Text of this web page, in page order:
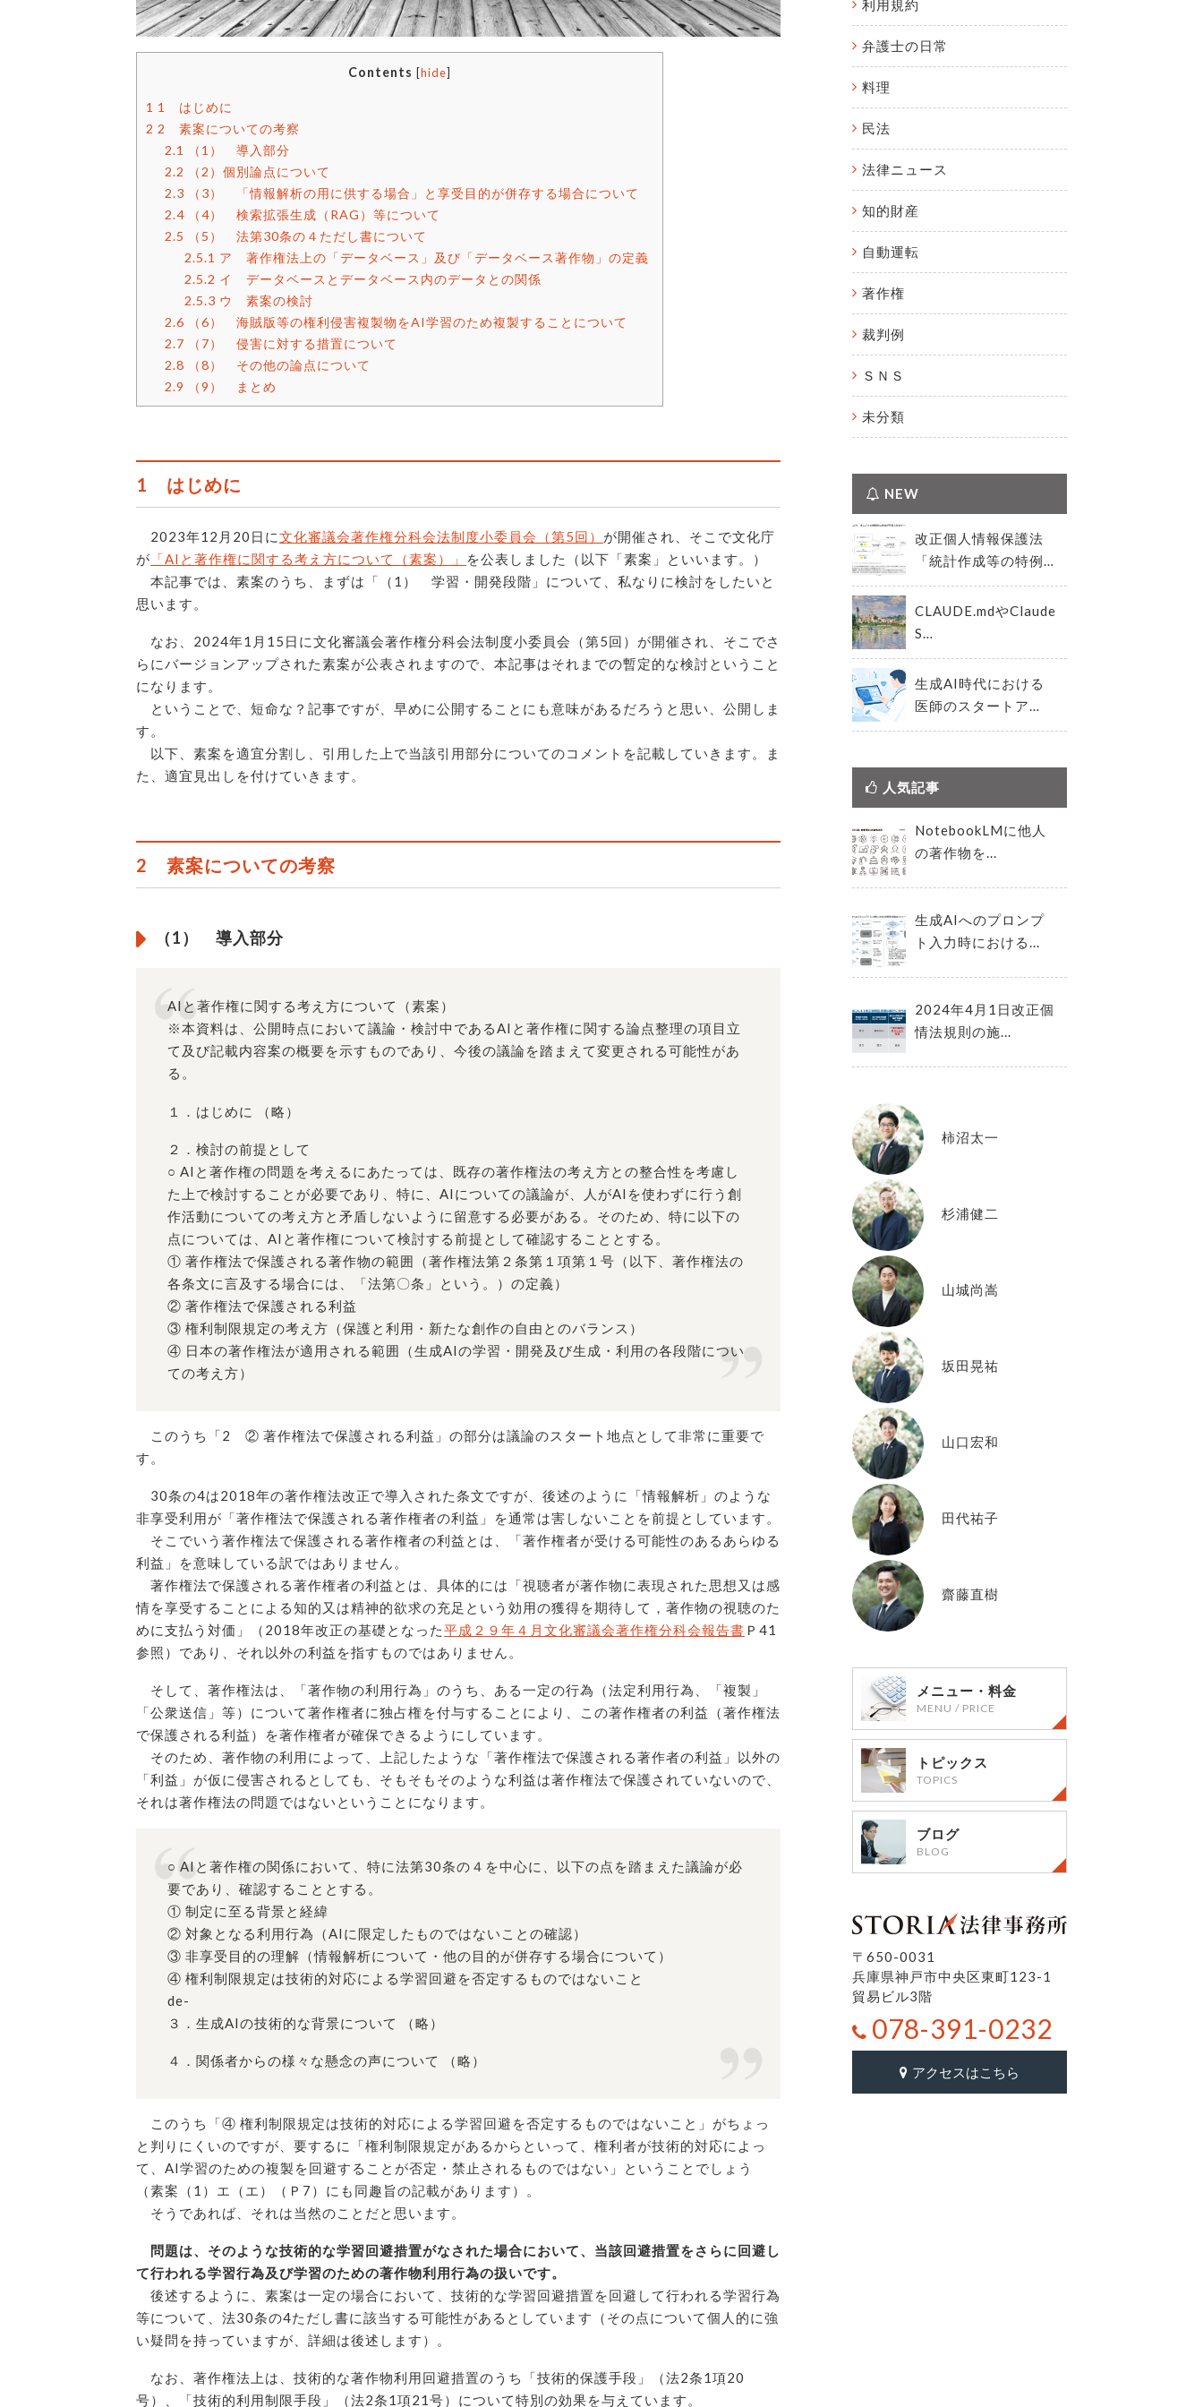
Contents [hide]
1 1 はじめに
2 2 素案についての考察
2.1
（1） 導入部分
2.2
（2）個別論点について
2.3 （3） 「情報解析の用に供する場合」と享受目的が併存する場合について
2.4 （4） 検索拡張生成（RAG）等について
2.5
（5） 法第30条の４ただし書について
2.5.1 ア 著作権法上の「データベース」及び「データベース著作物」の定義
2.5.2 イ データベースとデータベース内のデータとの関係
2.5.3 ウ 素案の検討
2.6 （6） 海賊版等の権利侵害複製物をAI学習のため複製することについて
2.7 （7） 侵害に対する措置について
2.8 （8） その他の論点について
2.9
（9） まとめ
1 はじめに
2023年12月20日に文化審議会著作権分科会法制度小委員会（第5回） が開催され、そこで文化庁
が 「AIと著作権に関する考え方について（素案）」
を公表しました（以下「素案」といいます。）
本記事では、素案のうち、まずは「（1） 学習・開発段階」について、私なりに検討をしたいと
思います。
なお、2024年1月15日に文化審議会著作権分科会法制度小委員会（第5回）が開催され、そこでさ
らにバージョンアップされた素案が公表されますので、本記事はそれまでの暫定的な検討ということ
になります。
ということで、短命な？記事ですが、早めに公開することにも意味があるだろうと思い、公開しま
す。
以下、素案を適宜分割し、引用した上で当該引用部分についてのコメントを記載していきます。ま
た、適宜見出しを付けていきます。
2 素案についての考察
（1） 導入部分
AIと著作権に関する考え方について（素案）
※本資料は、公開時点において議論・検討中であるAIと著作権に関する論点整理の項目立
て及び記載内容案の概要を示すものであり、今後の議論を踏まえて変更される可能性があ
る。
１．はじめに （略）
２．検討の前提として
○ AIと著作権の問題を考えるにあたっては、既存の著作権法の考え方との整合性を考慮し
た上で検討することが必要であり、特に、AIについての議論が、人がAIを使わずに行う創
作活動についての考え方と矛盾しないように留意する必要がある。そのため、特に以下の
点については、AIと著作権について検討する前提として確認することとする。
① 著作権法で保護される著作物の範囲（著作権法第２条第１項第１号（以下、著作権法の
各条文に言及する場合には、「法第〇条」という。）の定義）
② 著作権法で保護される利益
③ 権利制限規定の考え方（保護と利用・新たな創作の自由とのバランス）
④ 日本の著作権法が適用される範囲（生成AIの学習・開発及び生成・利用の各段階につい
ての考え方）
このうち「2 ② 著作権法で保護される利益」の部分は議論のスタート地点として非常に重要で
す。
30条の4は2018年の著作権法改正で導入された条文ですが、後述のように「情報解析」のような
非享受利用が「著作権法で保護される著作権者の利益」を通常は害しないことを前提としています。
そこでいう著作権法で保護される著作権者の利益とは、「著作権者が受ける可能性のあるあらゆる
利益」を意味している訳ではありません。
著作権法で保護される著作権者の利益とは、具体的には「視聴者が著作物に表現された思想又は感
情を享受することによる知的又は精神的欲求の充足という効用の獲得を期待して，著作物の視聴のた
めに支払う対価」（2018年改正の基礎となった平成２９年４月文化審議会著作権分科会報告書 Ｐ41
参照）であり、それ以外の利益を指すものではありません。
そして、著作権法は、「著作物の利用行為」のうち、ある一定の行為（法定利用行為、「複製」
「公衆送信」等）について著作権者に独占権を付与することにより、この著作権者の利益（著作権法
で保護される利益）を著作権者が確保できるようにしています。
そのため、著作物の利用によって、上記したような「著作権法で保護される著作者の利益」以外の
「利益」が仮に侵害されるとしても、そもそもそのような利益は著作権法で保護されていないので、
それは著作権法の問題ではないということになります。
○ AIと著作権の関係において、特に法第30条の４を中心に、以下の点を踏まえた議論が必
要であり、確認することとする。
① 制定に至る背景と経緯
② 対象となる利用行為（AIに限定したものではないことの確認）
③ 非享受目的の理解（情報解析について・他の目的が併存する場合について）
④ 権利制限規定は技術的対応による学習回避を否定するものではないこと
de-
３．生成AIの技術的な背景について （略）
４．関係者からの様々な懸念の声について （略）
このうち「④ 権利制限規定は技術的対応による学習回避を否定するものではないこと」がちょっ
と判りにくいのですが、要するに「権利制限規定があるからといって、権利者が技術的対応によっ
て、AI学習のための複製を回避することが否定・禁止されるものではない」ということでしょう
（素案（1）エ（エ）（Ｐ7）にも同趣旨の記載があります）。
そうであれば、それは当然のことだと思います。
問題は、そのような技術的な学習回避措置がなされた場合において、当該回避措置をさらに回避し
て行われる学習行為及び学習のための著作物利用行為の扱いです。
後述するように、素案は一定の場合において、技術的な学習回避措置を回避して行われる学習行為
等について、法30条の4ただし書に該当する可能性があるとしています（その点について個人的に強
い疑問を持っていますが、詳細は後述します）。
なお、著作権法上は、技術的な著作物利用回避措置のうち「技術的保護手段」（法2条1項20
号）、「技術的利用制限手段」（法2条1項21号）について特別の効果を与えています。
利用規約
弁護士の日常
料理
民法
法律ニュース
知的財産
自動運転
著作権
裁判例
ＳＮＳ
未分類
NEW
改正個人情報保護法
「統計作成等の特例…
CLAUDE.mdやClaude
S…
生成AI時代における
医師のスタートア…
人気記事
NotebookLMに他人
の著作物を...
生成AIへのプロンプ
ト入力時における...
2024年4月1日改正個
情法規則の施...
柿沼太一
杉浦健二
山城尚嵩
坂田晃祐
山口宏和
田代祐子
齋藤直樹
メニュー・料金
MENU / PRICE
トピックス
TOPICS
ブログ
BLOG
〒650-0031
兵庫県神戸市中央区東町123-1
貿易ビル3階
078-391-0232
アクセスはこちら